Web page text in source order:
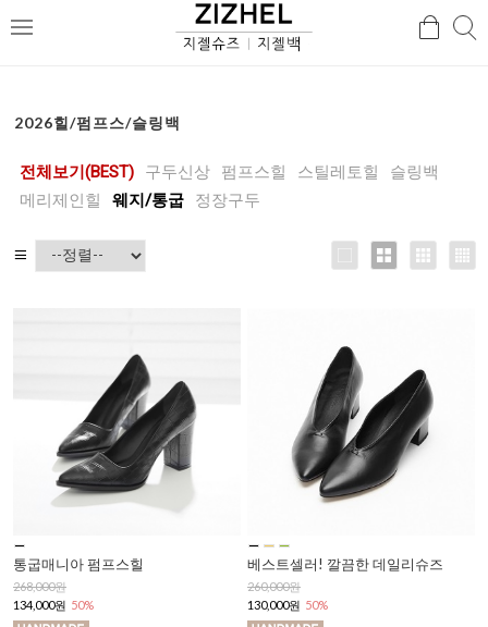
메
검
2026힐/펌프스/슬링백
전체보기(BEST) 구두신상 펌프스힐 스틸레토힐
슬링백
메리제인힐
웨지/통굽 정장구두
통굽매니아 펌프스힐
268,000원
134,000원 50%
베스트셀러! 깔끔한 데일리슈즈
260,000원
130,000원 50%